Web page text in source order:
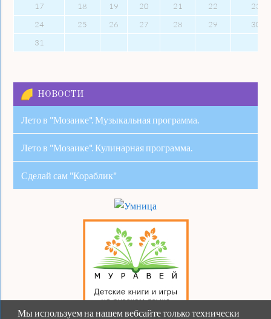
17
18 19 20 21 22
23
24
25 26 27 28 29
30
31
НОВОСТИ
Лето в "Мозаике". Музыкальная программа.
Лето в "Мозаике". Кулинарная программа.
Сделай сам "Кораблик"
Мы используем на нашем вебсайте только технически